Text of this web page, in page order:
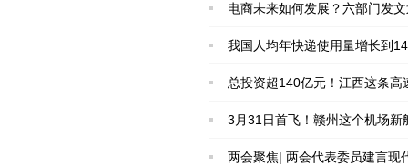
电商未来如何发展？六部门发
我国人均年快递使用量增长到
总投资超140亿元！江西这条高
3月31日首飞！赣州这个机场新
两会聚焦| 两会代表委员建言现